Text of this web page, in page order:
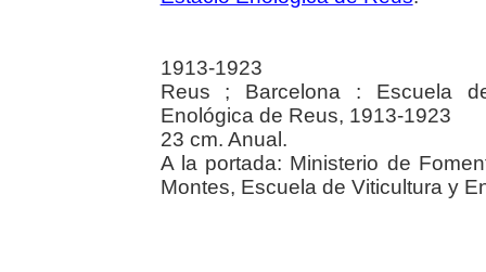
1913-1923
Reus ; Barcelona : Escuela
Enológica de Reus, 1913-1923
23 cm. Anual.
A la portada: Ministerio de
Montes, Escuela de Viticultura y